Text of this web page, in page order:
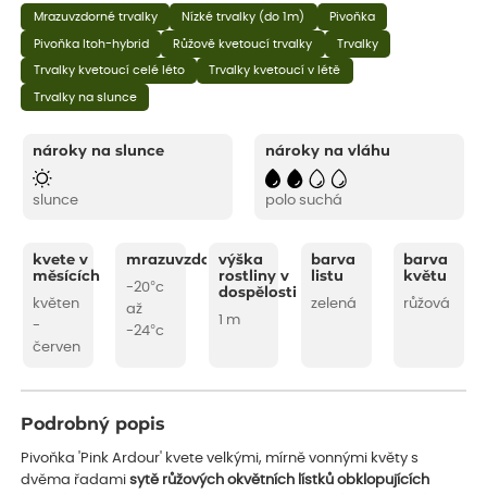
Mrazuvzdorné trvalky Nízké trvalky (do 1m) Pivoňka
Pivoňka Itoh-hybrid Růžově kvetoucí trvalky Trvalky
Trvalky kvetoucí celé léto Trvalky kvetoucí v létě
Trvalky na slunce
nároky na slunce
slunce
nároky na vláhu
polo suchá
kvete v
měsících
květen
-
červen
mrazuvzdornost
-20°c
až
-24°c
výška
rostliny v
dospělosti
1 m
barva
listu
zelená
barva
květu
růžová
Podrobný popis
Pivoňka 'Pink Ardour' kvete velkými, mírně vonnými květy s
dvěma řadamisytě růžových okvětních lístků obklopujících